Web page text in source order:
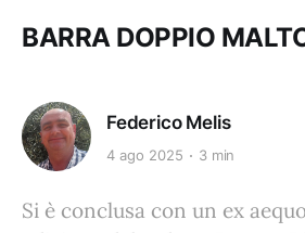
BARRA DOPPIO
Federico Melis
4 ago 2025 3 min
Si è conclusa con un ex